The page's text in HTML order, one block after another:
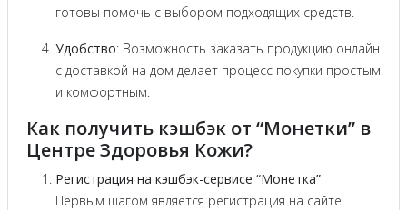
готовы помочь с выбором подходящих средств.
Удобство: Возможность заказать продукцию онлайн
с доставкой на дом делает процесс покупки простым
и комфортным.
Как получить кэшбэк от “Монетки” в
Центре Здоровья Кожи?
Регистрация на кэшбэк-сервисе “Монетка”
Первым шагом является регистрация на сайте